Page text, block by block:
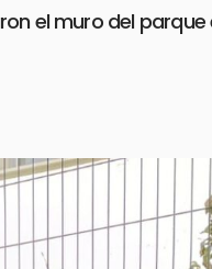
el muro del